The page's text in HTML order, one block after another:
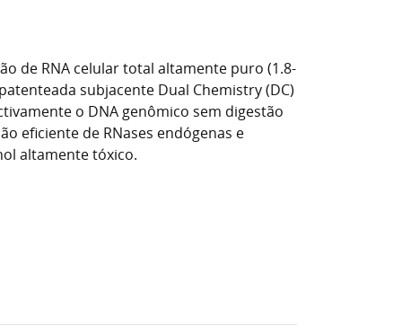
de RNA celular total altamente puro (1.8-
subjacente Dual Chemistry (DC)
o DNA genômico sem digestão
eficiente de RNases endógenas e
altamente tóxico.